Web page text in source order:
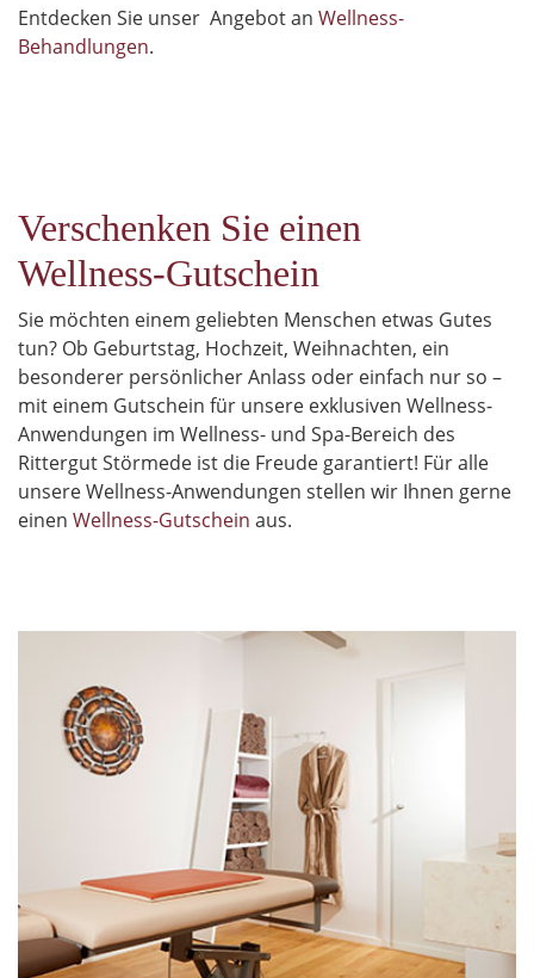
Entdecken Sie unser Angebot an Wellness-
Behandlungen.
Verschenken Sie einen
Wellness-Gutschein
Sie möchten einem geliebten Menschen etwas Gutes
tun? Ob Geburtstag, Hochzeit, Weihnachten, ein
besonderer persönlicher Anlass oder einfach nur so –
mit einem Gutschein für unsere exklusiven Wellness-
Anwendungen im Wellness- und Spa-Bereich des
Rittergut Störmede ist die Freude garantiert! Für alle
unsere Wellness-Anwendungen stellen wir Ihnen gerne
einen Wellness-Gutschein aus.